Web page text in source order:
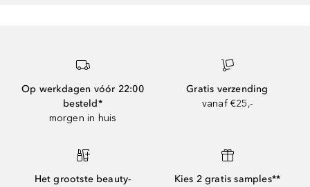
Op werkdagen vóór 22:00
besteld*
morgen in huis
Gratis verzending
vanaf €25,-
Het grootste beauty-
Kies 2 gratis samples**